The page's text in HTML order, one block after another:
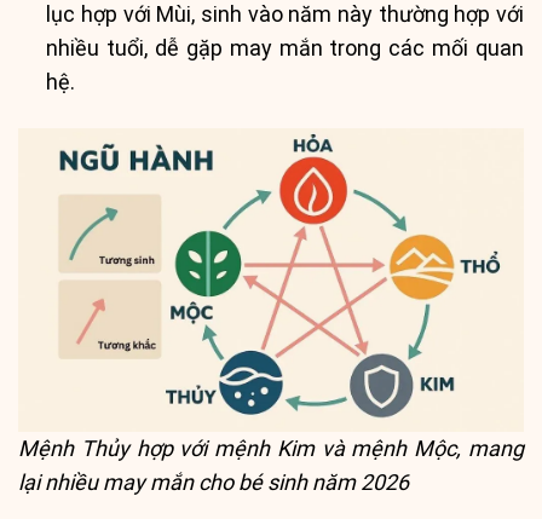
lục hợp với Mùi, sinh vào năm này thường hợp với
nhiều tuổi, dễ gặp may mắn trong các mối quan
hệ.
Mệnh Thủy hợp với mệnh Kim và mệnh Mộc, mang
lại nhiều may mắn cho bé sinh năm 2026